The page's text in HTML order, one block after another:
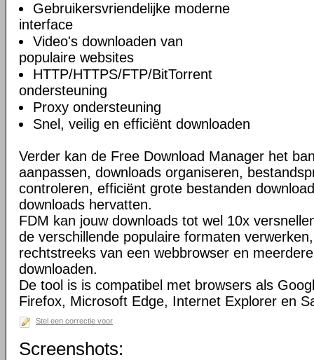
Gebruikersvriendelijke moderne
interface
Video's downloaden van
populaire websites
HTTP/HTTPS/FTP/BitTorrent
ondersteuning
Proxy ondersteuning
Snel, veilig en efficiënt downloaden
Verder kan de Free Download Manager het
aanpassen, downloads organiseren,
controleren, efficiënt grote bestanden
downloads hervatten.
FDM kan jouw downloads tot wel 10x
de verschillende populaire formaten
rechtstreeks van een webbrowser en
downloaden.
De tool is is compatibel met browsers als
Firefox, Microsoft Edge, Internet Explorer en
Stel een correctie voor
Screenshots: